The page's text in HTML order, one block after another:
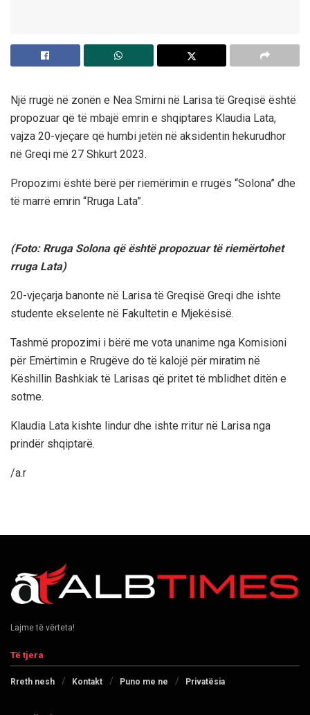
Një rrugë në zonën e Nea Smirni në Larisa të Greqisë është
propozuar që të mbajë emrin e shqiptares Klaudia Lata,
vajza 20-vjeçare që humbi jetën në aksidentin hekurudhor
në Greqi më 27 Shkurt 2023.
Propozimi është bërë për riemërimin e rrugës “Solona” dhe
të marrë emrin “Rruga Lata”.
(Foto: Rruga Solona që është propozuar të riemërtohet
rruga Lata)
20-vjeçarja banonte në Larisa të Greqisë Greqi dhe ishte
studente ekselente në Fakultetin e Mjekësisë.
Tashmë propozimi i bërë me vota unanime nga Komisioni
për Emërtimin e Rrugëve do të kalojë për miratim në
Këshillin Bashkiak të Larisas që pritet të mblidhet ditën e
sotme.
Klaudia Lata kishte lindur dhe ishte rritur në Larisa nga
prindër shqiptarë.
/a.r
Lajme të vërteta!
Të tjera
Rreth nesh Kontakt Puno me ne Privatësia